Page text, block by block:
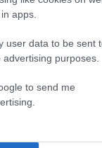
apps.
user data to be sent
purposes.
to send me